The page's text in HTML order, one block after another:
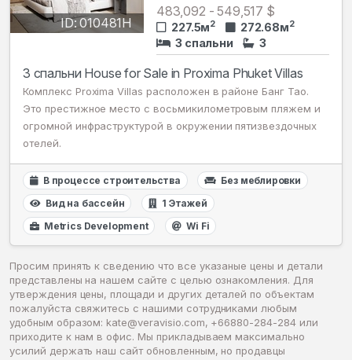
ID: 010481H
483,092 - 549,517 $
227.5м2 272.68м2
3 спальни 3
3 спальни House for Sale in Proxima Phuket Villas
Комплекс Proxima Villas расположен в районе Банг Тао.
Это престижное место с восьмикилометровым пляжем и
огромной инфраструктурой в окружении пятизвездочных
отелей.
В процессе строительства
Без меблировки
Вид на бассейн
1 Этажей
Metrics Development
Wi Fi
Просим принять к сведению что все указаные цены и детали
представлены на нашем сайте с целью ознакомления. Для
утверждения цены, площади и других деталей по объектам
пожалуйста свяжитесь с нашими сотрудниками любым
удобным образом: kate@veravisio.com, +66880-284-284 или
приходите к нам в офис. Мы прикладываем максимально
усилий держать наш сайт обновленным, но продавцы